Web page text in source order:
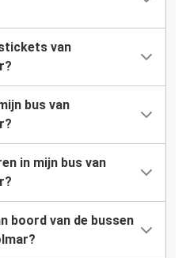
van
bus van
in mijn bus van
boord van de bussen